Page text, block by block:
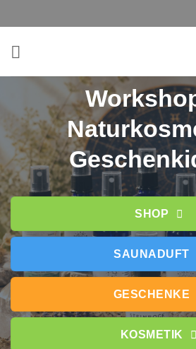
Inhalt
springen
SHOP
SAUNADUFT
GESCHENKE
KOSMETIK